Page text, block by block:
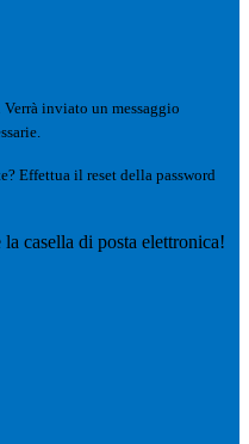
Verrà inviato un messaggio
Effettua il reset della password
casella di posta elettronica!